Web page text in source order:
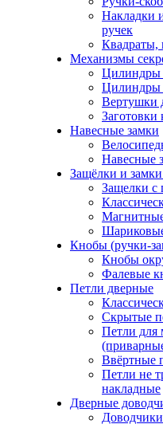
Накладки
ручек
Квадраты,
Механизмы
Цилиндры
Цилиндры
Вертушки
Заготовки
Навесные замки
Навесные
Защёлки и
Защелки с
Кнобы (ручки-
Кнобы
Фалевые
Петли дверные
Скрытые
Петли для
Ввёртные
Петли не
накладные
Дверные
Доводчики